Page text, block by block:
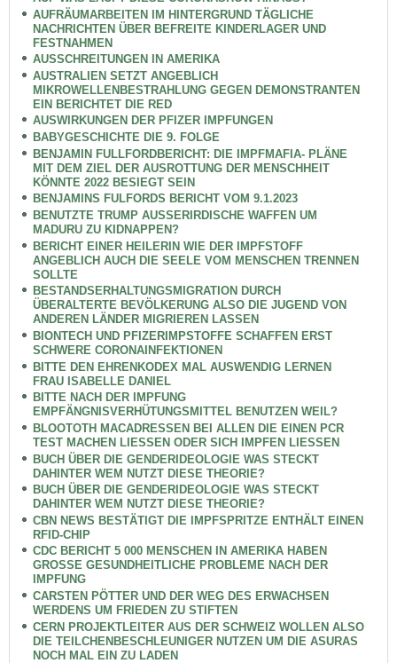
AUFRÄUMARBEITEN IM HINTERGRUND TÄGLICHE
NACHRICHTEN ÜBER BEFREITE KINDERLAGER UND
FESTNAHMEN
AUSSCHREITUNGEN IN AMERIKA
AUSTRALIEN SETZT ANGEBLICH
MIKROWELLENBESTRAHLUNG GEGEN DEMONSTRANTEN
EIN BERICHTET DIE RED
AUSWIRKUNGEN DER PFIZER IMPFUNGEN
BABYGESCHICHTE DIE 9. FOLGE
BENJAMIN FULLFORDBERICHT: DIE IMPFMAFIA- PLÄNE
MIT DEM ZIEL DER AUSROTTUNG DER MENSCHHEIT
KÖNNTE 2022 BESIEGT SEIN
BENJAMINS FULFORDS BERICHT VOM 9.1.2023
BENUTZTE TRUMP AUSSERIRDISCHE WAFFEN UM
MADURU ZU KIDNAPPEN?
BERICHT EINER HEILERIN WIE DER IMPFSTOFF
ANGEBLICH AUCH DIE SEELE VOM MENSCHEN TRENNEN
SOLLTE
BESTANDSERHALTUNGSMIGRATION DURCH
ÜBERALTERTE BEVÖLKERUNG ALSO DIE JUGEND VON
ANDEREN LÄNDER MIGRIEREN LASSEN
BIONTECH UND PFIZERIMPSTOFFE SCHAFFEN ERST
SCHWERE CORONAINFEKTIONEN
BITTE DEN EHRENKODEX MAL AUSWENDIG LERNEN
FRAU ISABELLE DANIEL
BITTE NACH DER IMPFUNG
EMPFÄNGNISVERHÜTUNGSMITTEL BENUTZEN WEIL?
BLOOTOTH MACADRESSEN BEI ALLEN DIE EINEN PCR
TEST MACHEN LIESSEN ODER SICH IMPFEN LIESSEN
BUCH ÜBER DIE GENDERIDEOLOGIE WAS STECKT
DAHINTER WEM NUTZT DIESE THEORIE?
BUCH ÜBER DIE GENDERIDEOLOGIE WAS STECKT
DAHINTER WEM NUTZT DIESE THEORIE?
CBN NEWS BESTÄTIGT DIE IMPFSPRITZE ENTHÄLT EINEN
RFID-CHIP
CDC BERICHT 5 000 MENSCHEN IN AMERIKA HABEN
GROSSE GESUNDHEITLICHE PROBLEME NACH DER
IMPFUNG
CARSTEN PÖTTER UND DER WEG DES ERWACHSEN
WERDENS UM FRIEDEN ZU STIFTEN
CERN PROJEKTLEITER AUS DER SCHWEIZ WOLLEN ALSO
DIE TEILCHENBESCHLEUNIGER NUTZEN UM DIE ASURAS
NOCH MAL EIN ZU LADEN